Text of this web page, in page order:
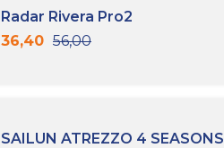
Radar Rivera Pro2
36,40 56,00
SAILUN ATREZZO 4 SEASONS